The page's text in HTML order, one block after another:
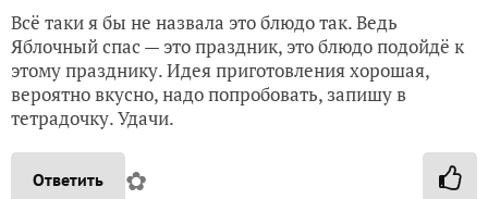
Всё таки я бы не назвала это блюдо так. Ведь
Яблочный спас — это праздник, это блюдо подойдё к
этому празднику. Идея приготовления хорошая,
вероятно вкусно, надо попробовать, запишу в
тетрадочку. Удачи.
Ответить ✿